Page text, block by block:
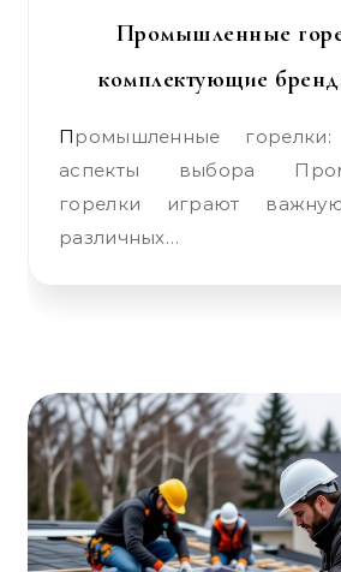
Промышленные
комплектующие
Промышленные горелки: ключевые
аспекты выбора
горелки играют
различных…